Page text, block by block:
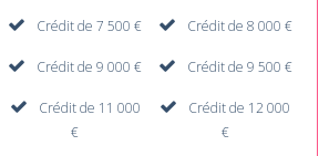
Crédit de 7 500 € Crédit de 8 000 €
Crédit de 9 000 € Crédit de 9 500 €
Crédit de 11 000
€
Crédit de 12 000
€